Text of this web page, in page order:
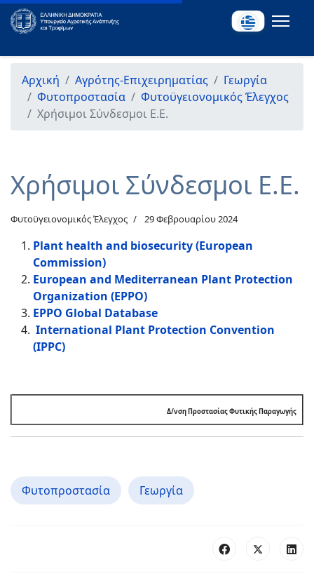
Αρχική Αγρότης-Επιχειρηματίας
Γεωργία
Φυτοπροστασία
Φυτοϋγειονομικός Έλεγχος
Χρήσιμοι Σύνδεσμοι Ε.Ε.
Χρήσιμοι Σύνδεσμοι Ε.Ε.
Φυτοϋγειονομικός Έλεγχος 29 Φεβρουαρίου 2024
Plant health and biosecurity (European
Commission)
European and Mediterranean Plant Protection
Organization (EPPO)
EPPO Global Database
International Plant Protection Convention
(IPPC)
Δ/νση Προστασίας Φυτικής Παραγωγής
Φυτοπροστασία Γεωργία